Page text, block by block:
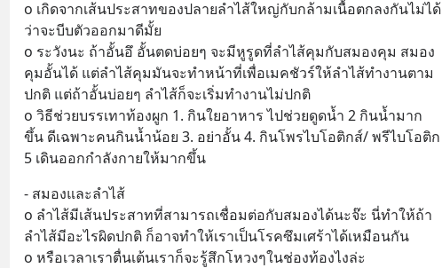
o เกิดจากเส้นประสาทของปลายลำไส้ใหญ่กับกล้ามเนื้อตกลงกันไม่ได้
ว่าจะบีบตัวออกมาดีมั้ย
o ระวังนะ ถ้าอั้นอึ อั้นตดบ่อยๆ จะมีหูรูดที่ลำไส้คุมกับสมองคุม สมอง
คุมอั้นได้ แต่ลำไส้คุมมันจะทำหน้าที่เพื่อเมคชัวร์ให้ลำไส้ทำงานตาม
ปกติ แต่ถ้าอั้นบ่อยๆ ลำไส้ก็จะเริ่มทำงานไม่ปกติ
o วิธีช่วยบรรเทาท้องผูก 1. กินใยอาหาร ไปช่วยดูดน้ำ 2 กินน้ำมาก
ขึ้น ดีเฉพาะคนกินน้ำน้อย 3. อย่าอั้น 4. กินโพรไบโอติกส์/ พรีไบโอติก
5 เดินออกกำลังกายให้มากขึ้น
- สมองและลำไส้
o ลำไส้มีเส้นประสาทที่สามารถเชื่อมต่อกับสมองได้นะจ๊ะ นี่ทำให้ถ้า
ลำไส้มีอะไรผิดปกติ ก็อาจทำให้เราเป็นโรคซึมเศร้าได้เหมือนกัน
o หรือเวลาเราตื่นเต้นเราก็จะรู้สึกโหวงๆในช่องท้องไงล่ะ